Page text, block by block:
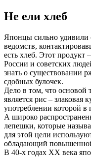
Не ели хлеб
Японцы сильно
ведомств,
есть хлеб. Этот
России и советских
знать о существовании
сдобных булочек.
Дело в том, что основой
является рис – злаковая
употреблении которой в
А широко
лепешки, которые
для этой цели
обладающий
В 40-х годах ХХ века